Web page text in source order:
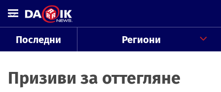
Последни Региони
Призиви за оттегляне